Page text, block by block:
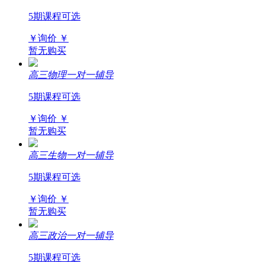
5期课程可选
￥询价 ￥
暂无购买
高三物理一对一辅导
5期课程可选
￥询价 ￥
暂无购买
高三生物一对一辅导
5期课程可选
￥询价 ￥
暂无购买
高三政治一对一辅导
5期课程可选